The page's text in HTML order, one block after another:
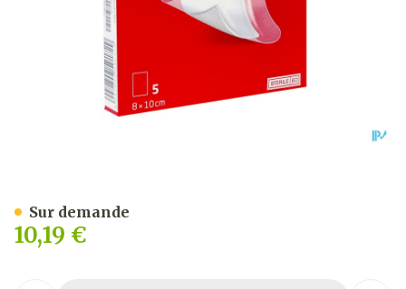
10,19 €
Sur demande